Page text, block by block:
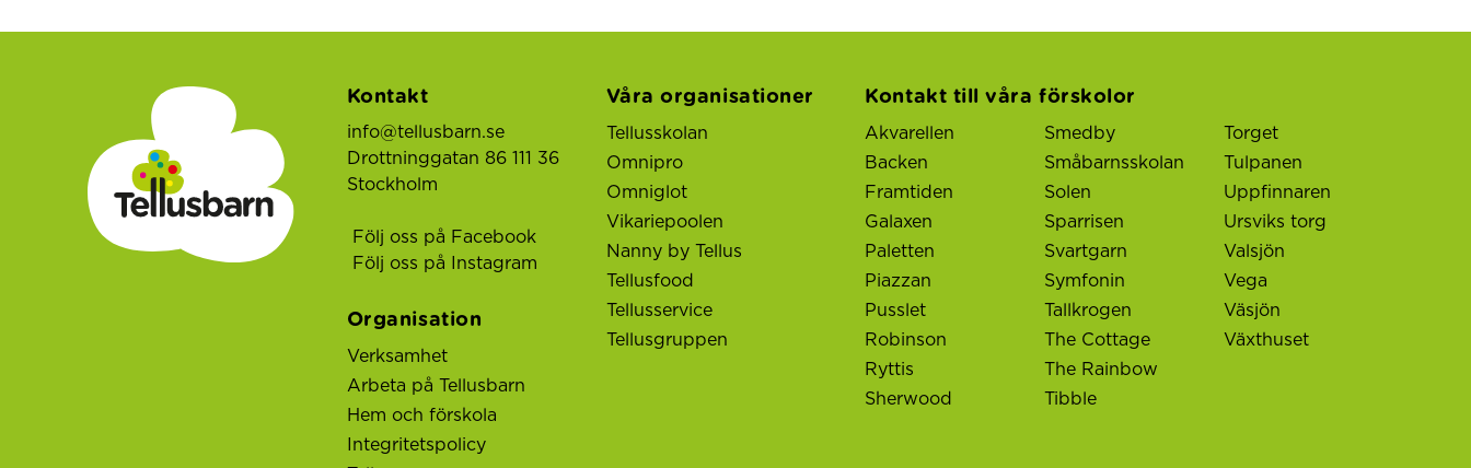
Kontakt
info@tellusbarn.se
Drottninggatan 86 111 36
Stockholm
Följ oss på Facebook
Följ oss på Instagram
Organisation
Verksamhet
Arbeta på Tellusbarn
Hem och förskola
Integritetspolicy
Våra organisationer
Tellusskolan
Omnipro
Omniglot
Vikariepoolen
Nanny by Tellus
Tellusfood
Tellusservice
Tellusgruppen
Kontakt till våra förskolor
Akvarellen
Backen
Framtiden
Galaxen
Paletten
Piazzan
Pusslet
Robinson
Ryttis
Sherwood
Smedby
Småbarnsskolan
Solen
Sparrisen
Svartgarn
Symfonin
Tallkrogen
The Cottage
The Rainbow
Tibble
Torget
Tulpanen
Uppfinnaren
Ursviks torg
Valsjön
Vega
Väsjön
Växthuset